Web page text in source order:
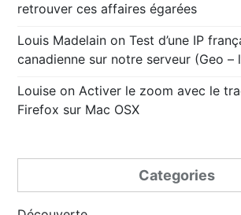
retrouver ces affaires égarées
Louis Madelain onTest d’une IP
canadienne sur notre serveur (Geo –
Louise onActiver le zoom avec le
Firefox sur Mac OSX
Categories